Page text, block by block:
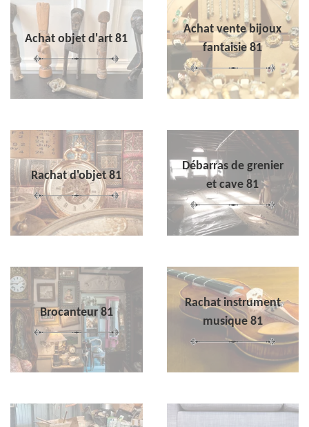
Achat objet d'art 81
Achat vente bijoux
fantaisie 81
Rachat d'objet 81
Débarras de grenier
et cave 81
Brocanteur 81
Rachat instrument
musique 81